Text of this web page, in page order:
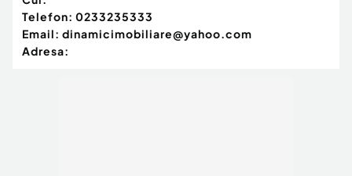
Telefon: 0233235333
Email: dinamicimobiliare@yahoo.com
Adresa: